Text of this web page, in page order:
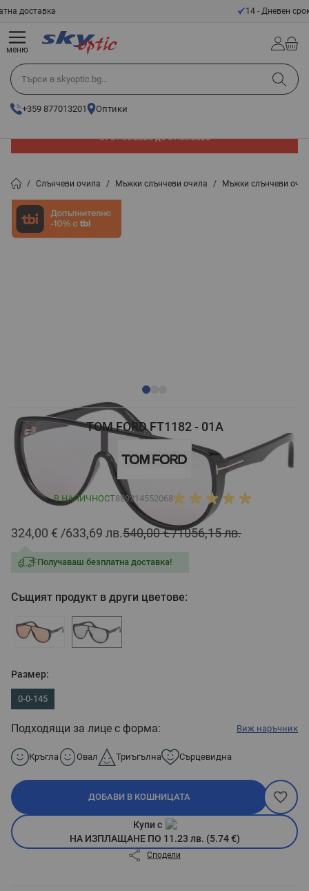
Прескачане към съдържанието
Търси в skyoptic.bg...
+359 877013201 Оптики
меню
от 01.08.2026 до 31.08.2026
/ Слънчеви очила / Мъжки слънчеви очила / Мъжки слънчеви
TOM FORD FT1182 - 01A
В НАЛИЧНОСТ889214552068
540,00 € 1056,15 лв.
324,00 € 633,69 лв.
Получаваш безплатна доставка!
Същият продукт в други цветове:
Размер:
0-0-145
Подходящи за лице с форма: Виж наръчник
Кръгла Овал Триъгълна Сърцевидна
ДОБАВИ В КОШНИЦАТА
Купи с
НА ИЗПЛАЩАНЕ ПО 11.23 лв. (5.74 €)
Сподели